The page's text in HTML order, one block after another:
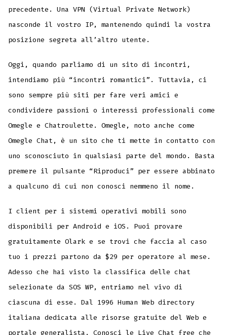
precedente. Una VPN (Virtual Private Network)
nasconde il vostro IP, mantenendo quindi la vostra
posizione segreta all’altro utente.
Oggi, quando parliamo di un sito di incontri,
intendiamo più “incontri romantici”. Tuttavia, ci
sono sempre più siti per fare veri amici e
condividere passioni o interessi professionali come
Omegle e Chatroulette. Omegle, noto anche come
Omegle Chat, è un sito che ti mette in contatto con
uno sconosciuto in qualsiasi parte del mondo. Basta
premere il pulsante “Riproduci” per essere abbinato
a qualcuno di cui non conosci nemmeno il nome.
I client per i sistemi operativi mobili sono
disponibili per Android e iOS. Puoi provare
gratuitamente Olark e se trovi che faccia al caso
tuo i prezzi partono da $29 per operatore al mese.
Adesso che hai visto la classifica delle chat
selezionate da SOS WP, entriamo nel vivo di
ciascuna di esse. Dal 1996 Human Web directory
italiana dedicata alle risorse gratuite del Web e
portale generalista. Conosci le Live Chat free che